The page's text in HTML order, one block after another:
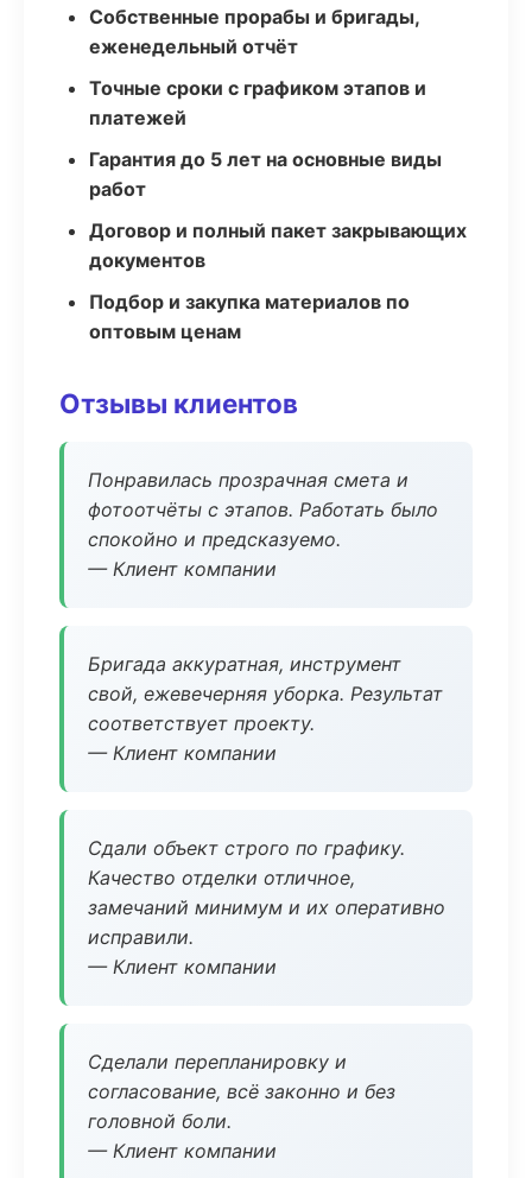
Собственные прорабы и бригады,
еженедельный отчёт
Точные сроки с графиком этапов и
платежей
Гарантия до 5 лет на основные виды
работ
Договор и полный пакет закрывающих
документов
Подбор и закупка материалов по
оптовым ценам
Отзывы клиентов
Понравилась прозрачная смета и
фотоотчёты с этапов. Работать было
спокойно и предсказуемо.
— Клиент компании
Бригада аккуратная, инструмент
свой, ежевечерняя уборка. Результат
соответствует проекту.
— Клиент компании
Сдали объект строго по графику.
Качество отделки отличное,
замечаний минимум и их оперативно
исправили.
— Клиент компании
Сделали перепланировку и
согласование, всё законно и без
головной боли.
— Клиент компании